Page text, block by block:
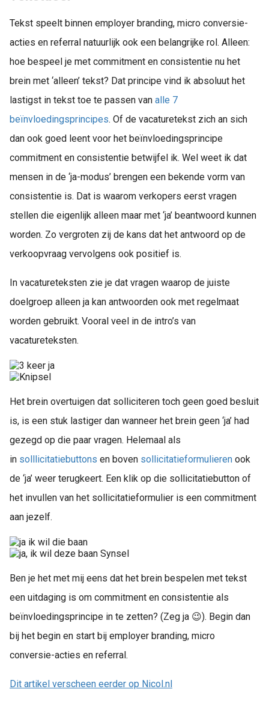
Tekst speelt binnen employer branding, micro conversie-
acties en referral natuurlijk ook een belangrijke rol. Alleen:
hoe bespeel je met commitment en consistentie nu het
brein met ‘alleen’ tekst? Dat principe vind ik absoluut het
lastigst in tekst toe te passen van alle 7
beïnvloedingsprincipes. Of de vacaturetekst zich an sich
dan ook goed leent voor het beïnvloedingsprincipe
commitment en consistentie betwijfel ik. Wel weet ik dat
mensen in de ‘ja-modus’ brengen een bekende vorm van
consistentie is. Dat is waarom verkopers eerst vragen
stellen die eigenlijk alleen maar met ‘ja’ beantwoord kunnen
worden. Zo vergroten zij de kans dat het antwoord op de
verkoopvraag vervolgens ook positief is.
In vacatureteksten zie je dat vragen waarop de juiste
doelgroep alleen ja kan antwoorden ook met regelmaat
worden gebruikt. Vooral veel in de intro’s van
vacatureteksten.
Het brein overtuigen dat solliciteren toch geen goed besluit
is, is een stuk lastiger dan wanneer het brein geen ‘ja’ had
gezegd op die paar vragen. Helemaal als
in solllicitatiebuttons en boven sollicitatieformulieren ook
de ‘ja’ weer terugkeert. Een klik op die sollicitatiebutton of
het invullen van het sollicitatieformulier is een commitment
aan jezelf.
Ben je het met mij eens dat het brein bespelen met tekst
een uitdaging is om commitment en consistentie als
beïnvloedingsprincipe in te zetten? (Zeg ja 😉). Begin dan
bij het begin en start bij employer branding, micro
conversie-acties en referral.
Dit artikel verscheen eerder op Nicol.nl